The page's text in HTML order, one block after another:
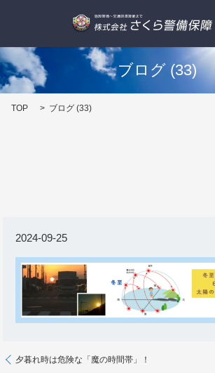
ブログ (33)
TOP ブログ (33)
2024-09-25
夕暮れ時は危険な「魔の時間帯」！